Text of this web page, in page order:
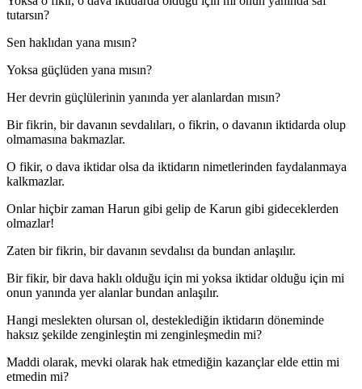
tutarsın?
Sen haklıdan yana mısın?
Yoksa güçlüden yana mısın?
Her devrin güçlülerinin yanında yer alanlardan mısın?
Bir fikrin, bir davanın sevdalıları, o fikrin, o davanın iktidarda olup
olmamasına bakmazlar.
O fikir, o dava iktidar olsa da iktidarın nimetlerinden faydalanmaya
kalkmazlar.
Onlar hiçbir zaman Harun gibi gelip de Karun gibi gideceklerden
olmazlar!
Zaten bir fikrin, bir davanın sevdalısı da bundan anlaşılır.
Bir fikir, bir dava haklı olduğu için mi yoksa iktidar olduğu için mi
onun yanında yer alanlar bundan anlaşılır.
Hangi meslekten olursan ol, desteklediğin iktidarın döneminde
haksız şekilde zenginleştin mi zenginleşmedin mi?
Maddi olarak, mevki olarak hak etmediğin kazançlar elde ettin mi
etmedin mi?